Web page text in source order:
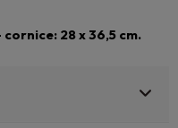
cornice: 28 x 36,5 cm.